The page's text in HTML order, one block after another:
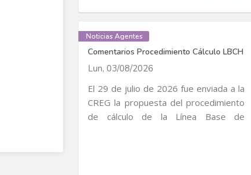
Noticias Agentes
Comentarios Procedimiento Cálculo LBCH
Lun, 03/08/2026
El 29 de julio de 2026 fue enviada a la
CREG la propuesta del procedimiento
de cálculo de la Línea Base de